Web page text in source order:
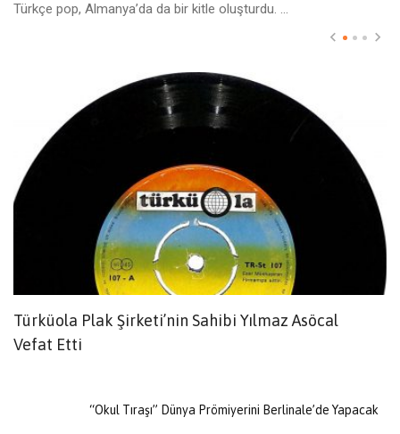
Türkçe pop, Almanya’da da bir kitle oluşturdu. ...
Türküola Plak Şirketi’nin Sahibi Yılmaz Asöcal
Vefat Etti
“Okul Tıraşı” Dünya Prömiyerini Berlinale’de Yapacak